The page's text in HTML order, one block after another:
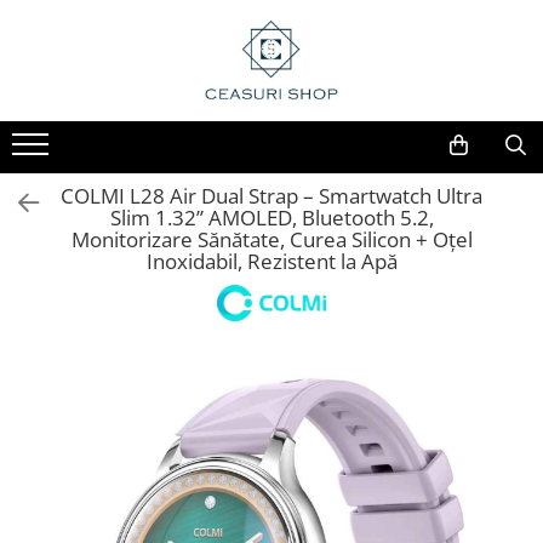
COLMI L28 Air Dual Strap – Smartwatch Ultra
Slim 1.32” AMOLED, Bluetooth 5.2,
Monitorizare Sănătate, Curea Silicon + Oțel
Inoxidabil, Rezistent la Apă